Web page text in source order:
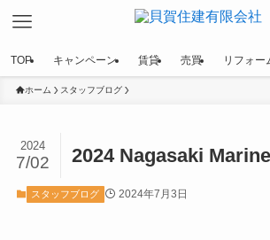
TOP キャンペーン 賃貸 売買 リフォー
ホーム スタッフブログ
2024 Nagasaki
2024
7/02
スタッフブログ 2024年7月3日